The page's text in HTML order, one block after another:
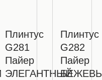
Плинтус
G281
Пайер
ЭЛЕГАНТНЫЙ
Плинтус
G282
Пайер